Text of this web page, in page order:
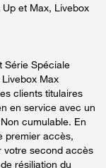
et Max, Livebox
Série Spéciale
Max
clients titulaires
en service avec un
cumulable. En
premier accès,
votre second accès
résiliation du